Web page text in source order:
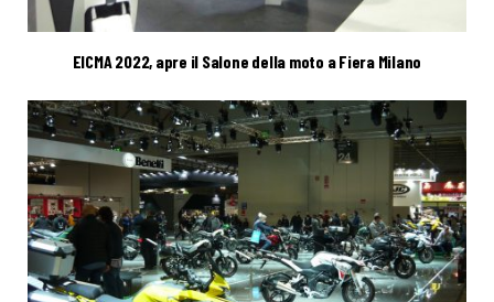
EICMA 2022, apre il Salone della moto a Fiera Milano